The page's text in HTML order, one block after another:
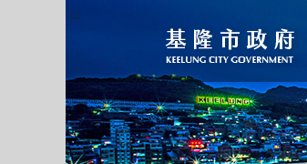
:::